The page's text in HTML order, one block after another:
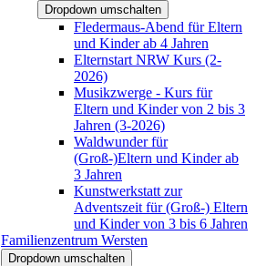
Dropdown umschalten
Fledermaus-Abend für Eltern
und Kinder ab 4 Jahren
Elternstart NRW Kurs (2-
2026)
Musikzwerge - Kurs für
Eltern und Kinder von 2 bis 3
Jahren (3-2026)
Waldwunder für
(Groß-)Eltern und Kinder ab
3 Jahren
Kunstwerkstatt zur
Adventszeit für (Groß-) Eltern
und Kinder von 3 bis 6 Jahren
Familienzentrum Wersten
Dropdown umschalten